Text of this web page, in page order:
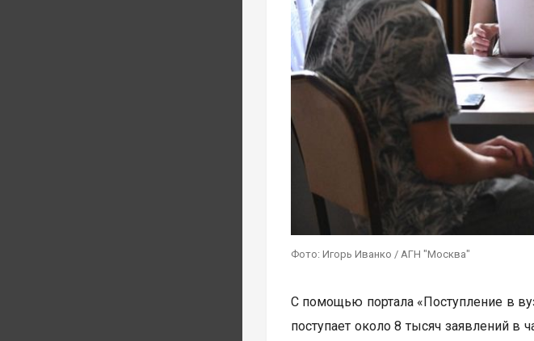
Фото: Игорь Иванко / АГН "Москва"
С помощью портала «Поступление в
поступает около 8 тысяч заявлений в